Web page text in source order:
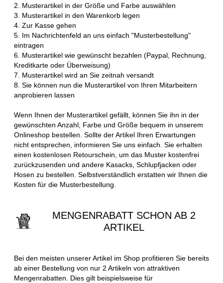
2. Musterartikel in der Größe und Farbe auswählen
3. Musterartikel in den Warenkorb legen
4. Zur Kasse gehen
5. Im Nachrichtenfeld an uns einfach "Musterbestellung"
eintragen
6. Musterartikel wie gewünscht bezahlen (Paypal, Rechnung,
Kreditkarte oder Überweisung)
7. Musterartikel wird an Sie zeitnah versandt
8. Sie können nun die Musterartikel von Ihren Mitarbeitern
anprobieren lassen
Wenn Ihnen der Musterartikel gefällt, können Sie ihn in der
gewünschten Anzahl, Farbe und Größe bequem in unserem
Onlineshop bestellen. Sollte der Artikel Ihren Erwartungen
nicht entsprechen, informieren Sie uns einfach. Sie erhalten
einen kostenlosen Retourschein, um das Muster kostenfrei
zurückzusenden und andere Kasacks, Schlupfjacken oder
Hosen zu bestellen. Selbstverständlich erstatten wir Ihnen die
Kosten für die Musterbestellung.
MENGENRABATT SCHON AB 2
ARTIKEL
Bei den meisten unserer Artikel im Shop profitieren Sie bereits
ab einer Bestellung von nur 2 Artikeln von attraktiven
Mengenrabatten. Dies gilt beispielsweise für